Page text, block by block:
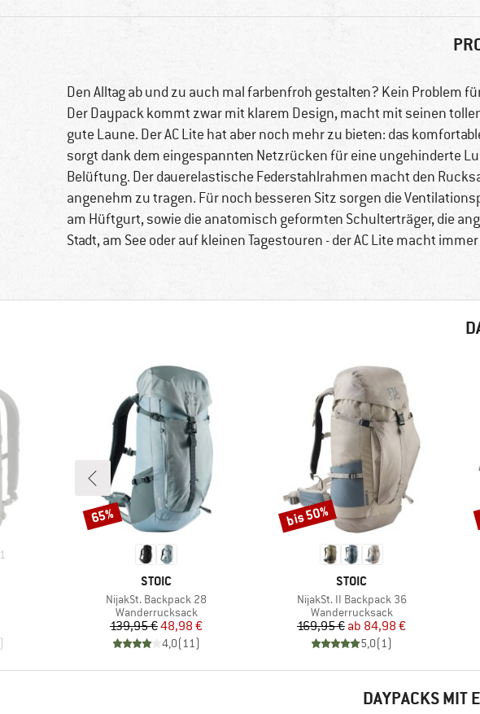
Den Alltag ab und zu auch mal farbenfroh gestalten? Kein Problem
Der Daypack kommt zwar mit klarem Design, macht mit seinen
gute Laune. Der AC Lite hat aber noch mehr zu bieten: das
sorgt dank dem eingespannten Netzrücken für eine ungehinderte
Belüftung. Der dauerelastische Federstahlrahmen macht den
angenehm zu tragen. Für noch besseren Sitz sorgen die
am Hüftgurt, sowie die anatomisch geformten Schulterträger, die
Stadt, am See oder auf kleinen Tagestouren - der AC Lite macht
1
MARKE
STOIC
Artikel
NijakSt. Backpack 28
Produktgruppe
Wanderrucksack
Preis
139,95 €reduzierter Preis
48,98 €
4,0(11)
Rabatt
65%
MARKE
STOIC
Artikel
NijakSt. II Backpack 36
Produktgruppe
Wanderrucksack
Preis
169,95 € reduzierter Preis
ab 84,98 €
5,0(1)
Rabatt
bis 50%
DAYPACKS MIT